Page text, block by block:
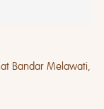
Bandar Melawati,